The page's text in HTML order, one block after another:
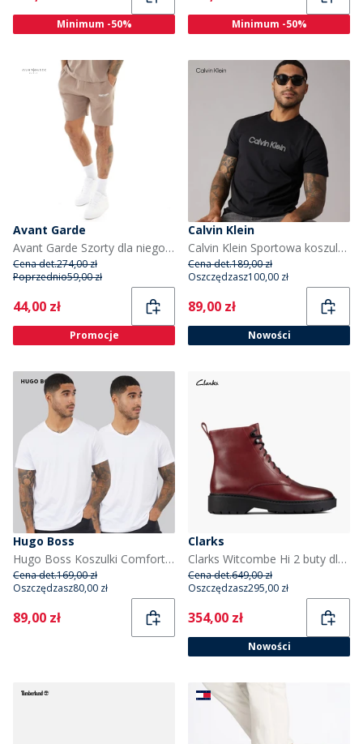
Minimum -50% Minimum -50%
Avant Garde
Avant Garde Szorty dla niego kolor brązowo-niebieski
Cena det.274,00 zł
Poprzednio59,00 zł
Current
44,00 zł
Promocje
Calvin Klein
Calvin Klein Sportowa koszulka z grafiką dla niego kolor Czarny
Cena det.189,00 zł
Oszczędzasz100,00 zł
Current
89,00 zł
Nowości
Hugo Boss
Hugo Boss Koszulki Comfort 2-pak dla niego kolor Biały
Cena det.169,00 zł
Oszczędzasz80,00 zł
Current
89,00 zł
Clarks
Clarks Witcombe Hi 2 buty dla niej kolor Burgundy Leather
Cena det.649,00 zł
Oszczędzasz295,00 zł
Current
354,00 zł
Nowości